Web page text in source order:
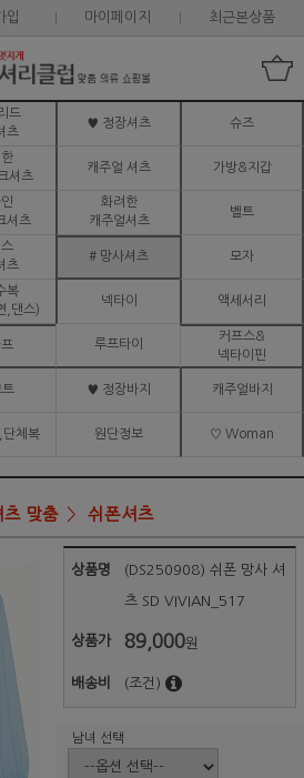
입 마이페이지 최근본상품
드
츠
♥ 정장셔츠 슈즈
셔츠
캐주얼 셔츠 가방&지갑
셔츠
화려한
캐주얼셔츠
벨트
츠
# 망사셔츠 모자
복
,댄스)
넥타이 액세서리
루프타이
커프스&
넥타이핀
♥ 정장바지 캐주얼바지
체복 원단정보 ♡ Woman
츠 맞춤 쉬폰셔츠
상품명 (DS250908) 쉬폰 망사 셔
츠 SD VIVIAN_517
상품가 89,000원
배송비 (조건)
남녀 선택